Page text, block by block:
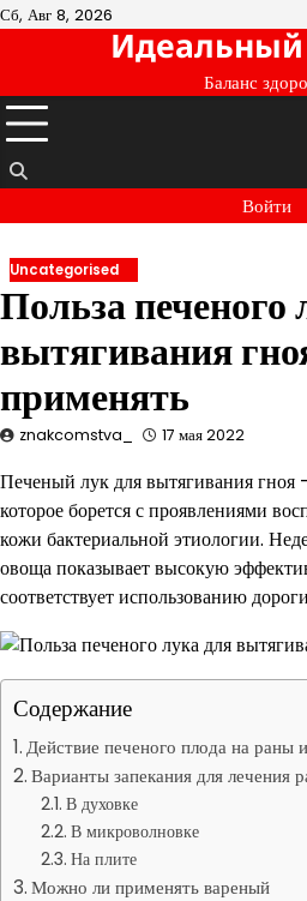
Перейти
Сб, Авг 8, 2026
Идеальный
Баланс
Войти
Uncategorised
Польза печеного
вытягивания
применять
znakcomstva_ 17 мая 2022
Печеный лук для вытягивания гноя
которое борется с проявлениями
кожи бактериальной этиологии.
овоща показывает высокую
соответствует использованию
Содержание
Действие печеного плода на раны
Варианты запекания для лечения
В духовке
В микроволновке
На плите
Можно ли применять вареный